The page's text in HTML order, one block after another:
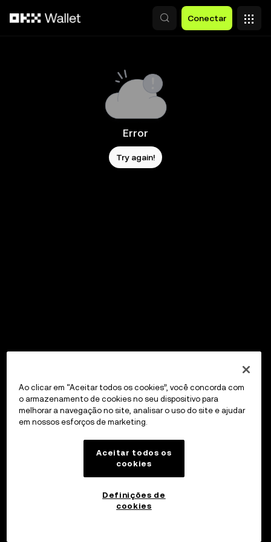
Conectar
Error
Try again!
Ao clicar em “Aceitar todos os cookies”, você concorda com
o armazenamento de cookies no seu dispositivo para
melhorar a navegação no site, analisar o uso do site e ajudar
em nossos esforços de marketing.
Aceitar todos os
cookies
Definições de
cookies